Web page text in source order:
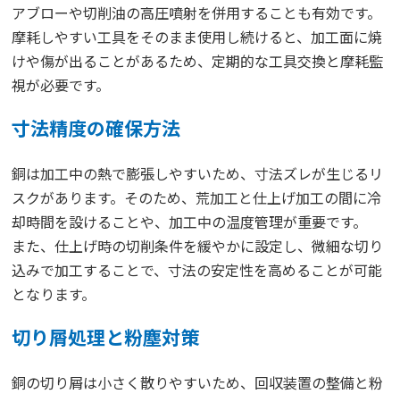
アブローや切削油の高圧噴射を併用することも有効です。
摩耗しやすい工具をそのまま使用し続けると、加工面に焼
けや傷が出ることがあるため、定期的な工具交換と摩耗監
視が必要です。
寸法精度の確保方法
銅は加工中の熱で膨張しやすいため、寸法ズレが生じるリ
スクがあります。そのため、荒加工と仕上げ加工の間に冷
却時間を設けることや、加工中の温度管理が重要です。
また、仕上げ時の切削条件を緩やかに設定し、微細な切り
込みで加工することで、寸法の安定性を高めることが可能
となります。
切り屑処理と粉塵対策
銅の切り屑は小さく散りやすいため、回収装置の整備と粉